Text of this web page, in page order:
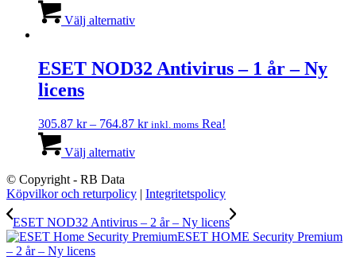
Välj alternativhär
flera
varianter.
alternativen
kan
väljas
på
ESET NOD32 Antivirus – 1 år – Ny
licens
305.87 kr – 764.87 krPrisintervall:
inkl. moms Rea!
Välj alternativhär
flera
De
olika
© Copyright - RB Data
Köpvilkor och returpolicy | Integritetspolicy
ESET NOD32 Antivirus – 2 år – Ny licens
ESET HOME Security Premium
– 2 år – Ny licens